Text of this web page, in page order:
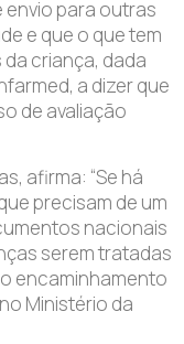
envio para outras
e que o que tem
criança, dada
a dizer que
de avaliação
afirma: “Se há
precisam de um
nacionais
serem tratadas
encaminhamento
Ministério da